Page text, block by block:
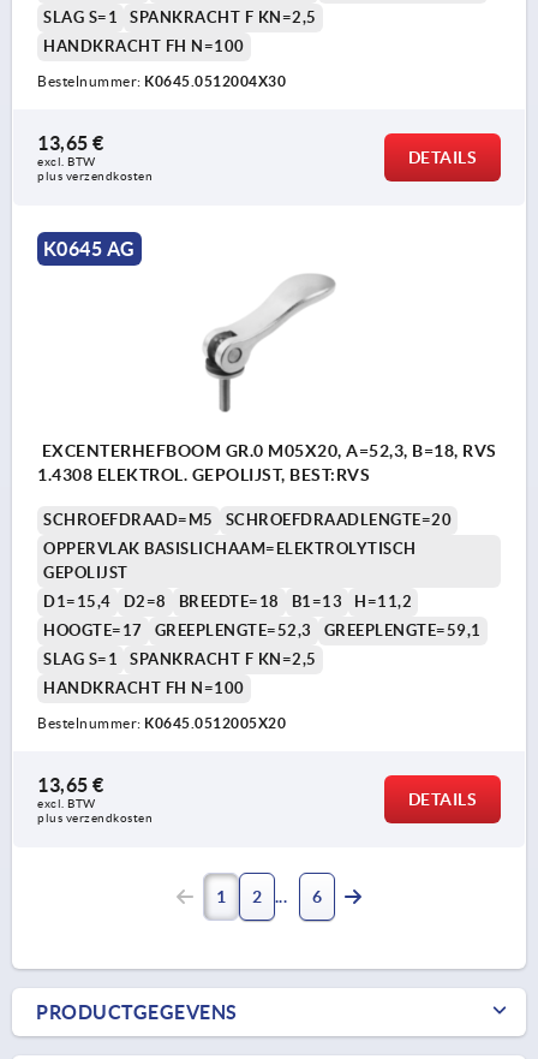
SLAG S=1
SPANKRACHT F KN=2,5
HANDKRACHT FH N=100
Bestelnummer: K0645.0512004X30
13,65 €
excl. BTW
plus verzendkosten
DETAILS
K0645 AG
EXCENTERHEFBOOM GR.0 M05X20, A=52,3, B=18, RVS
1.4308 ELEKTROL. GEPOLIJST, BEST:RVS
SCHROEFDRAAD=M5
SCHROEFDRAADLENGTE=20
OPPERVLAK BASISLICHAAM=ELEKTROLYTISCH
GEPOLIJST
D1=15,4
D2=8 BREEDTE=18 B1=13
H=11,2
HOOGTE=17
GREEPLENGTE=52,3
GREEPLENGTE=59,1
SLAG S=1
SPANKRACHT F KN=2,5
HANDKRACHT FH N=100
Bestelnummer: K0645.0512005X20
13,65 €
excl. BTW
plus verzendkosten
DETAILS
1 2 6
PRODUCTGEGEVENS